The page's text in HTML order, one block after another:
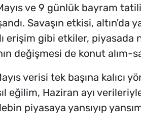
ve 9 günlük bayram
Savaşın etkisi, altın'da
erişim gibi etkiler, piyasada
değişmesi de konut alım-
verisi tek başına kalıcı
eğilim, Haziran ayı
piyasaya yansıyıp